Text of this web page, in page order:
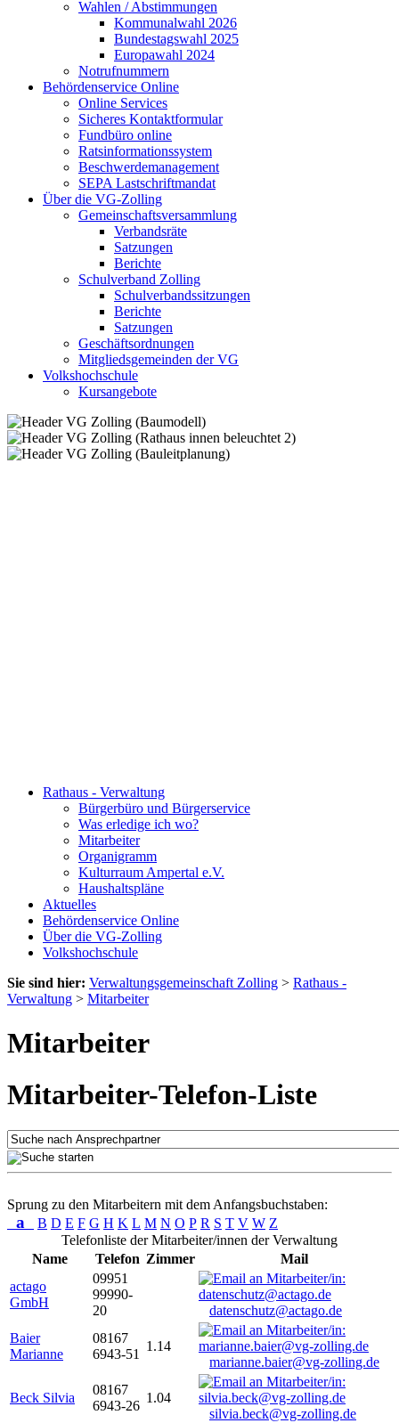
Wahlen / Abstimmungen
Kommunalwahl 2026
Bundestagswahl 2025
Europawahl 2024
Notrufnummern
Behördenservice Online
Online Services
Sicheres Kontaktformular
Fundbüro online
Ratsinformationssystem
Beschwerdemanagement
SEPA Lastschriftmandat
Über die VG-Zolling
Gemeinschaftsversammlung
Verbandsräte
Satzungen
Berichte
Schulverband Zolling
Schulverbandssitzungen
Berichte
Satzungen
Geschäftsordnungen
Mitgliedsgemeinden der VG
Volkshochschule
Kursangebote
Rathaus - Verwaltung
Bürgerbüro und Bürgerservice
Was erledige ich wo?
Mitarbeiter
Organigramm
Kulturraum Ampertal e.V.
Haushaltspläne
Aktuelles
Behördenservice Online
Über die VG-Zolling
Volkshochschule
Sie sind hier: Verwaltungsgemeinschaft Zolling > Rathaus -
Verwaltung > Mitarbeiter
Mitarbeiter
Mitarbeiter-Telefon-Liste
Sprung zu den Mitarbeitern mit dem Anfangsbuchstaben:
a B D E F G H K L M N O P R S T V W Z
Telefonliste der Mitarbeiter/innen der Verwaltung
Name
Telefon Zimmer
Mail
actago
GmbH
09951
99990-
20
datenschutz@actago.de
Baier
Marianne
08167
6943-51
1.14
marianne.baier@vg-zolling.de
Beck Silvia
08167
6943-26
1.04
silvia.beck@vg-zolling.de